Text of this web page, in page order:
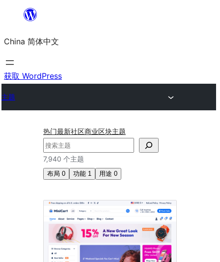
内
容
China 简体中文
获取 WordPress
主题
热门最新社区商业区块主题
搜
索
7,940 个主题
布局 0 功能 1 用途 0
定
制
单